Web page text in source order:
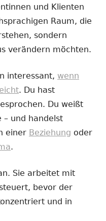
und Klienten
Raum, die
sondern
verändern möchten.
interessant, wenn
. Du hast
Du weißt
– und handelst
einer Beziehung oder
.
Sie arbeitet mit
bevor der
und in